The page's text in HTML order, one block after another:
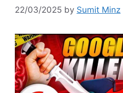
22/03/2025 by Sumit Minz